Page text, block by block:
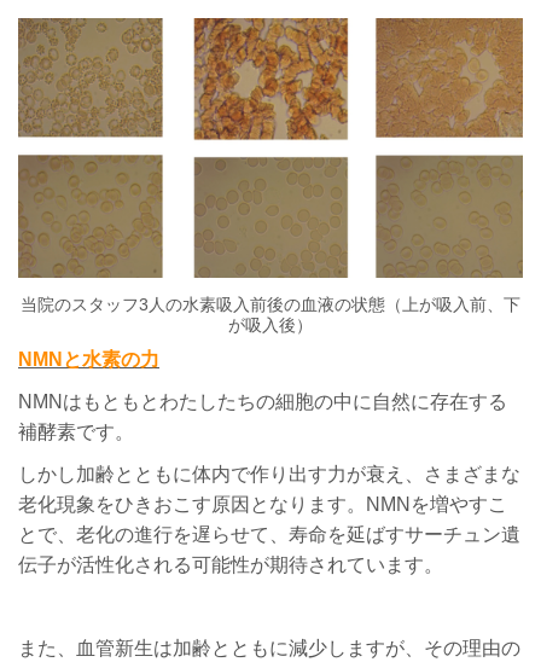
当院のスタッフ3人の水素吸入前後の血液の状態（上が吸入前、下
が吸入後）
NMN と水素の力
NMN はもともとわたしたちの細胞の中に自然に存在する
補酵素です。
しかし加齢とともに体内で作り出す力が衰え、さまざまな
老化現象をひきおこす原因となります。
NMN を増やすこ
とで、老化の進行を遅らせて、寿命を延ばすサーチュン遺
伝子が活性化される可能性が期待されています。
また、血管新生は加齢とともに減少しますが、その理由の